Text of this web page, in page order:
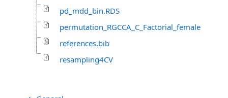
pd_mdd_bin.RDS
permutation_RGCCA_C_Factorial_female
references.bib
resampling4CV